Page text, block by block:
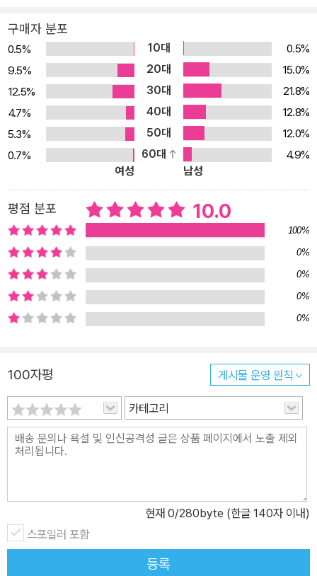
얼이 아닙니다. 사진가의 작업 순서에 맞춰 카메라에서 파일을 가져
오는 순간부터 보정을 거쳐 인쇄까지 가장 쉽게 갈 수 있는 지름길을
안내하니까요. 게다가 사진을 다루면서 자주 부딪치게 되는 카메라와
컴퓨터 문제들, 히스토그램, 클리핑, 색역, 캘리브레이션, 색수차 등의
사진지식까지 어디서도 확실히 답해주지 않던 개념들을 속 시원하고
깔끔하게 정리할 수 있습니다. 2. 전문가랑 내 사진은 뭐가 다른 걸
까? - 보는 눈부터 키우는 보정 전후 비교 내 사진에 어떤 문제가 있
는지 모르겠다구요? 사진작가의 민낯인 원본사진을 그대로 가져와
이 사진의 문제점은 무엇인지, 어떻게 보정해야 하는지부터 방향을
잡고 시작합니다. 보는 눈을 키운 후 보정 기술을 배우는 게 순서니까
요. 사진에 담긴 스토리를 보는 재미는 덤! 3. 따라하는 것만으로도 보
정 단계의 ABC를 알 수 있도록 꼼꼼하게 설계된 보정 테크닉 - 풍경,
인물, 다큐멘터리, 상품, 스택모드, 조명까지 아낌없이 내놓는다 배울
때는 하나하나 배워도 기능 하나로 끝나는 보정은 없죠? BOOK 1에
서 사진에 관련된 라이트룸과 포토샵 기능을 하나하나 배운다면, BO
OK 2에서는 지금까지 배운 모든 것을 이용해 실제 보정과정을 실습
만나보세요. 이렇게 퍼줘도 될까 싶은 업계의 비밀 테크닉까지 몽땅
작품을 그대로 가져온 아름다운 사진들 - 전문가의 실제 보정 과정을
고스란히 담고 있는 완성 파일 이 책의 예제들은 기능 설명을 위해 대
충 만든 것들이 아닙니다. 게다가 완성파일에는 원본부터 완성까지
지극정성, 그 결과로 남은 수십 개의 유튜브 동영상 자세한 설명은 책
으로, 중요한 실습 과정은 동영상을 통해 쉽고 빠르게 이해할 수 있습
니다. 그래도 모르면? 독자 게시판에 거침없이 질문하기! 망설이지
구매자 분포
0.5% 10대
0.5%
9.5%
20대
15.0%
12.5%
30대
21.8%
4.7%
40대
12.8%
5.3%
50대
12.0%
0.7%
60대
4.9%
여성
남성
평점 분포 10.0
100%
0%
0%
0%
0%
100자평 게시물 운영 원칙
카테고리
현재 0/280byte (한글 140자 이내)
스포일러 포함
등록